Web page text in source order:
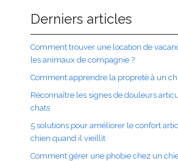
Derniers articles
Comment trouver une location de
les animaux de compagnie ?
Comment apprendre la propreté à un
Reconnaître les signes de douleurs
chats
5 solutions pour améliorer le confort
chien quand il vieillit
Comment gérer une phobie chez un